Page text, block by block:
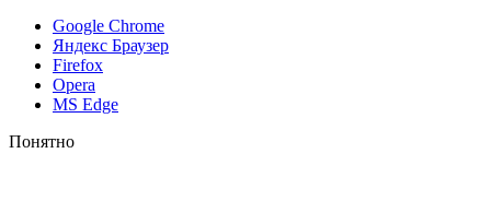
Google Chrome
Яндекс Браузер
Firefox
Opera
MS Edge
Понятно